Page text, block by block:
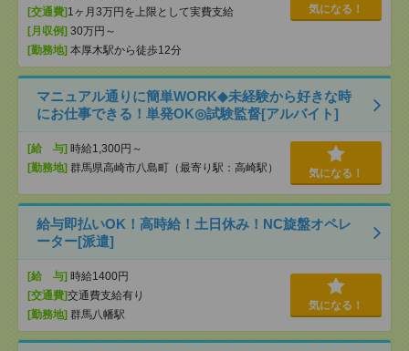
[交通費]1ヶ月3万円を上限として実費支給
[月収例] 30万円～
[勤務地] 本厚木駅から徒歩12分
気になる！
マニュアル通りに簡単WORK◆未経験から好きな時
にお仕事できる！単発OK◎試験監督[アルバイト]
[給 与] 時給1,300円～
[勤務地] 群馬県高崎市八島町（最寄り駅：高崎駅） 気になる！
給与即払いOK！高時給！土日休み！NC旋盤オペレ
ーター[派遣]
[給 与] 時給1400円
[交通費]交通費支給有り
[勤務地] 群馬八幡駅
気になる！